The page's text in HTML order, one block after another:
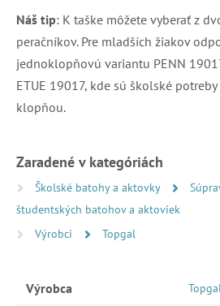
Náš tip: K taške môžete vyberať z
peračníkov. Pre mladších žiakov
jednoklopňovú variantu PENN
ETUE 19017, kde sú školské
klopňou.
Zaradené v kategóriách
Školské batohy a aktovky
študentských batohov a aktoviek
Výrobci
Topgal
Výrobca Topgal